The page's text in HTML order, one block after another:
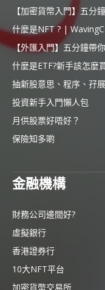
【加密貨幣入門】五
什麼是NFT ? |
【外匯入門】五分鐘帶
什麼是ETF?新手該怎麼
抽新股意思、程序、孖
投資新手入門懶人包
月供股票好唔好？
保險知多啲
金融機構
財務公司邊間好?
虛擬銀行
香港證券行
10大NFT平台
加密貨幣交易所